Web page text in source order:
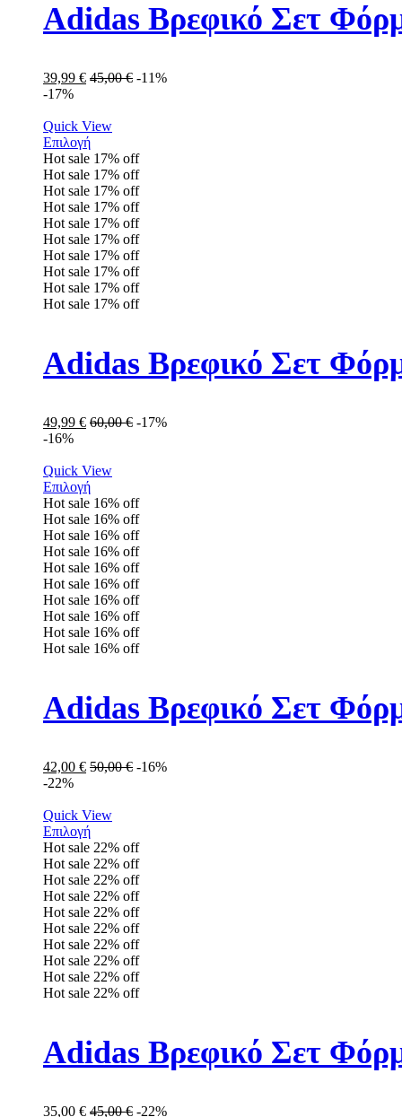
Adidas Βρεφικό Σετ
39,99 € 45,00€ -11%
-17%
Quick View
Επιλογή
Hot sale 17% off
Hot sale 17% off
Hot sale 17% off
Hot sale 17% off
Hot sale 17% off
Hot sale 17% off
Hot sale 17% off
Hot sale 17% off
Hot sale 17% off
Hot sale 17% off
Adidas Βρεφικό Σετ
49,99 € 60,00€ -17%
-16%
Quick View
Επιλογή
Hot sale 16% off
Hot sale 16% off
Hot sale 16% off
Hot sale 16% off
Hot sale 16% off
Hot sale 16% off
Hot sale 16% off
Hot sale 16% off
Hot sale 16% off
Hot sale 16% off
Adidas Βρεφικό Σετ
42,00 € 50,00€ -16%
-22%
Quick View
Επιλογή
Hot sale 22% off
Hot sale 22% off
Hot sale 22% off
Hot sale 22% off
Hot sale 22% off
Hot sale 22% off
Hot sale 22% off
Hot sale 22% off
Hot sale 22% off
Hot sale 22% off
Adidas Βρεφικό Σετ
35,00 € 45,00€ -22%